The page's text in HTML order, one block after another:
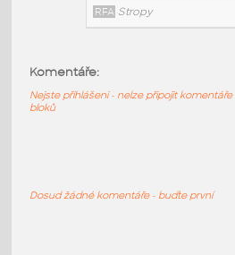
RFA Stropy
HELUZ Preklad nosny
HELUZ Preklad nosny
Komentáře:
Nejste přihlášeni - nelze připojit komentáře
bloků
Dosud žádné komentáře - buďte první